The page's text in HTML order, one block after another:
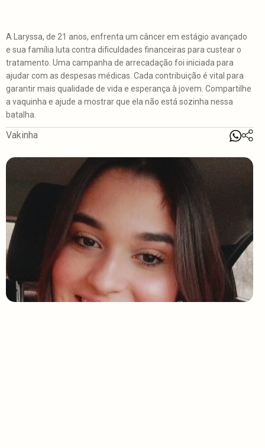
A Laryssa, de 21 anos, enfrenta um câncer em estágio avançado
e sua família luta contra dificuldades financeiras para custear o
tratamento. Uma campanha de arrecadação foi iniciada para
ajudar com as despesas médicas. Cada contribuição é vital para
garantir mais qualidade de vida e esperança à jovem. Compartilhe
a vaquinha e ajude a mostrar que ela não está sozinha nessa
batalha.
Vakinha